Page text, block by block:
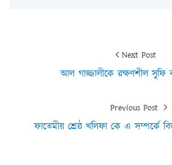
Next Post
আল গাজ্জালীকে রক্ষণশীল সুফি
Previous Post
ফাতেমীয় শ্রেষ্ঠ খলিফা কে এ সম্পর্কে